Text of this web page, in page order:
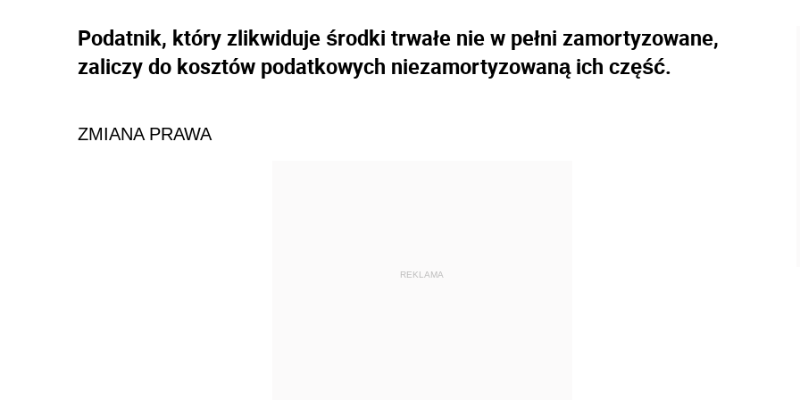
Podatnik, który zlikwiduje środki trwałe nie w pełni zamortyzowane,
zaliczy do kosztów podatkowych niezamortyzowaną ich część.
ZMIANA PRAWA
REKLAMA